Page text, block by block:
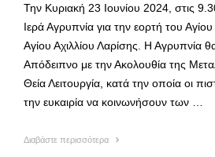
Την Κυριακή 23 Ιουνίου 2024, στις
Ιερά Αγρυπνία για την εορτή του
Αγίου Αχιλλίου Λαρίσης. Η Αγρυπνία
Απόδειπνο με την Ακολουθία της
Θεία Λειτουργία, κατά την οποία οι
την ευκαιρία να κοινωνήσουν των …
Διαβάστε περισσότερα